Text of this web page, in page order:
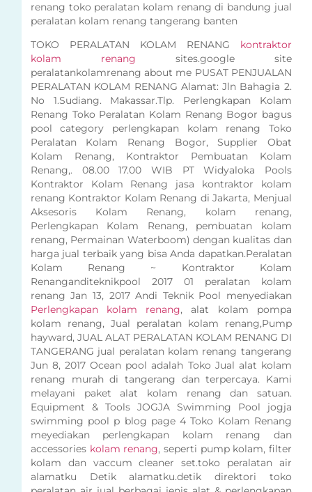
renang toko peralatan kolam renang di bandung jual
peralatan kolam renang tangerang banten
TOKO PERALATAN KOLAM RENANG kontraktor
kolam renang sites.google site
peralatankolamrenang about me PUSAT PENJUALAN
PERALATAN KOLAM RENANG Alamat: Jln Bahagia 2.
No 1.Sudiang. Makassar.Tlp. Perlengkapan Kolam
Renang Toko Peralatan Kolam Renang Bogor bagus
pool category perlengkapan kolam renang Toko
Peralatan Kolam Renang Bogor, Supplier Obat
Kolam Renang, Kontraktor Pembuatan Kolam
Renang,. 08.00 17.00 WIB PT Widyaloka Pools
Kontraktor Kolam Renang jasa kontraktor kolam
renang Kontraktor Kolam Renang di Jakarta, Menjual
Aksesoris Kolam Renang, kolam renang,
Perlengkapan Kolam Renang, pembuatan kolam
renang, Permainan Waterboom) dengan kualitas dan
harga jual terbaik yang bisa Anda dapatkan.Peralatan
Kolam Renang ~ Kontraktor Kolam
Renanganditeknikpool 2017 01 peralatan kolam
renang Jan 13, 2017 Andi Teknik Pool menyediakan
Perlengkapan kolam renang, alat kolam pompa
kolam renang, Jual peralatan kolam renang,Pump
hayward, JUAL ALAT PERALATAN KOLAM RENANG DI
TANGERANG jual peralatan kolam renang tangerang
Jun 8, 2017 Ocean pool adalah Toko Jual alat kolam
renang murah di tangerang dan terpercaya. Kami
melayani paket alat kolam renang dan satuan.
Equipment & Tools JOGJA Swimming Pool jogja
swimming pool p blog page 4 Toko Kolam Renang
meyediakan perlengkapan kolam renang dan
accessories kolam renang, seperti pump kolam, filter
kolam dan vaccum cleaner set.toko peralatan air
alamatku Detik alamatku.detik direktori toko